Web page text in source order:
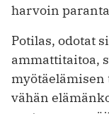
harvoin
Potilas, odotat
ammattitaitoa,
vähän